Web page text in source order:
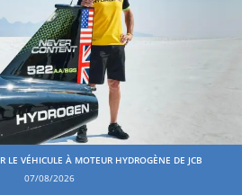
LE VÉHICULE À MOTEUR HYDROGÈNE DE JCB
07/08/2026